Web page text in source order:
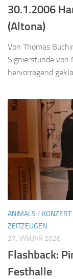
30.1.2006
(Altona)
Von Thomas
Signierstunde von
hervorragend
ANIMALS /
ZEITZEUGEN
27. JANUAR 2026
Flashback:
Festhalle